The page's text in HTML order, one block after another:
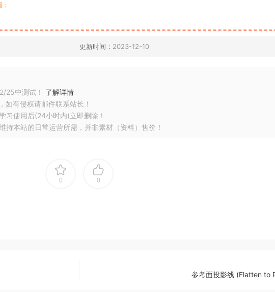
更新时间： 2023-12-10
25中测试！ 了解详情
如有侵权请邮件联系站长！
习使用后(24小时内)立即删除！
持本站的日常运营所需，并非素材（资料）售价！
0 0
参考面投影线 (Flatten to